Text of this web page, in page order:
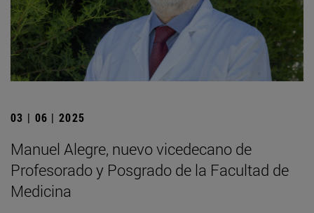
03 | 06 | 2025
Manuel Alegre, nuevo vicedecano de
Profesorado y Posgrado de la Facultad de
Medicina